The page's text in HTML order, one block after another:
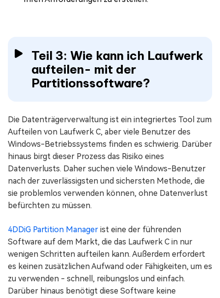
Teil 3: Wie kann ich Laufwerk
aufteilen- mit der
Partitionssoftware?
Die Datenträgerverwaltung ist ein integriertes Tool zum
Aufteilen von Laufwerk C, aber viele Benutzer des
Windows-Betriebssystems finden es schwierig. Darüber
hinaus birgt dieser Prozess das Risiko eines
Datenverlusts. Daher suchen viele Windows-Benutzer
nach der zuverlässigsten und sichersten Methode, die
sie problemlos verwenden können, ohne Datenverlust
befürchten zu müssen.
4DDiG Partition Manager ist eine der führenden
Software auf dem Markt, die das Laufwerk C in nur
wenigen Schritten aufteilen kann. Außerdem erfordert
es keinen zusätzlichen Aufwand oder Fähigkeiten, um es
zu verwenden - schnell, reibungslos und einfach.
Darüber hinaus benötigt diese Software keine